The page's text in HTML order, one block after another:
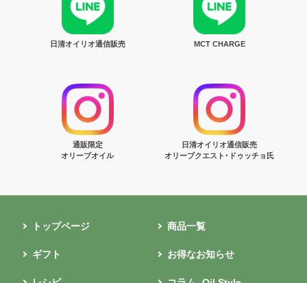
日清オイリオ通信販売 MCT CHARGE
通販限定
オリーブオイル
日清オイリオ通信販売
オリーブクエスト･ドゥッチョ氏
トップページ 商品一覧
ギフト お得なお知らせ